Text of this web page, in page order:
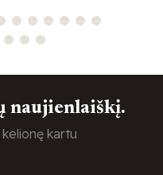
naujienlaiškį.
kartu